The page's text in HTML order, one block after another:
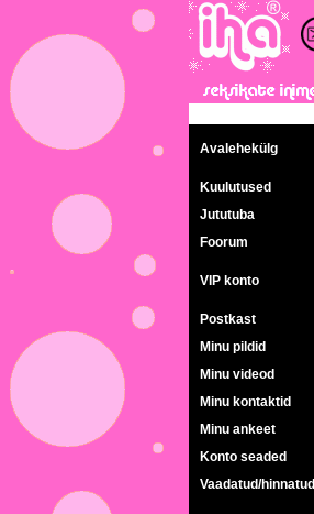
Avalehekülg
Kuulutused
Jututuba
Foorum
VIP konto
Postkast
Minu pildid
Minu videod
Minu kontaktid
Minu ankeet
Konto seaded
Vaadatud/hinnatud